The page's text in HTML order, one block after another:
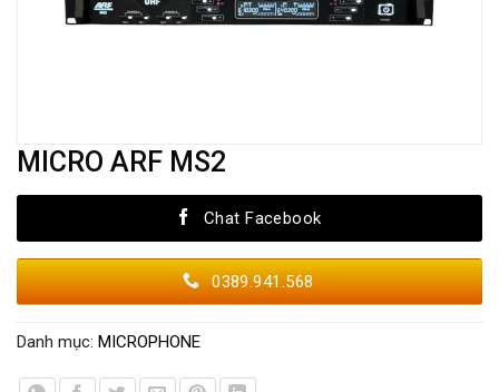
MICRO ARF MS2
Chat Facebook
0389.941.568
Danh mục: MICROPHONE